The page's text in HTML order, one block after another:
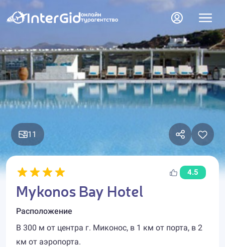
11
4.5
Mykonos Bay Hotel
Расположение
В 300 м от центра г. Миконос, в 1 км от порта, в 2
км от аэропорта.